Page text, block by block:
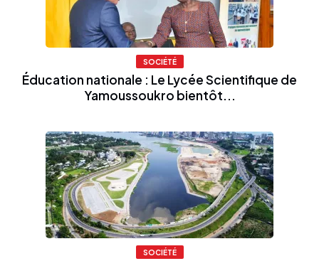
SOCIÉTÉ
Éducation nationale : Le Lycée Scientifique de
Yamoussoukro bientôt...
SOCIÉTÉ